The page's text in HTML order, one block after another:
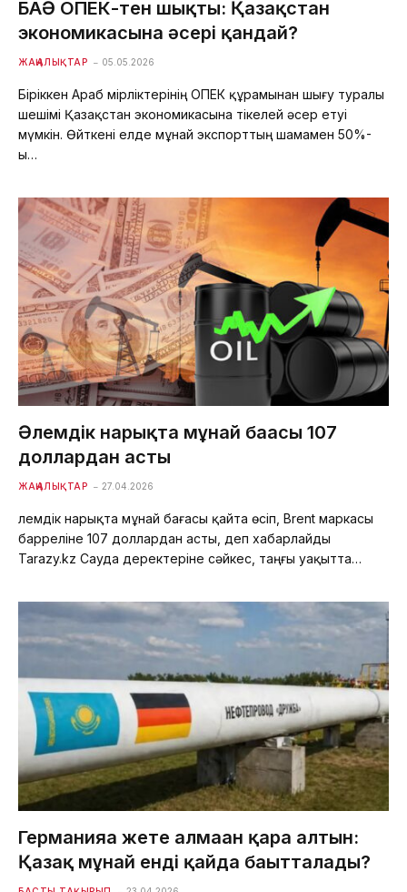
БАӘ ОПЕК-тен шықты: Қазақстан
экономикасына әсері қандай?
ЖАҢАЛЫҚТАР 05.05.2026
Біріккен Араб Әмірліктерінің ОПЕК құрамынан шығу туралы
шешімі Қазақстан экономикасына тікелей әсер етуі
мүмкін. Өйткені елде мұнай экспорттың шамамен 50%-
ы…
Әлемдік нарықта мұнай бағасы 107
доллардан асты
ЖАҢАЛЫҚТАР 27.04.2026
Әлемдік нарықта мұнай бағасы қайта өсіп, Brent маркасы
барреліне 107 доллардан асты, деп хабарлайды
Tarazy.kz Сауда деректеріне сәйкес, таңғы уақытта…
Германияға жете алмаған қара алтын:
Қазақ мұнай енді қайда бағытталады?